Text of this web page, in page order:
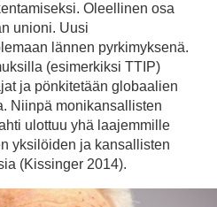
Oleellinen osa
unioni. Uusi
lännen pyrkimyksenä.
(esimerkiksi TTIP)
ja pönkitetään globaalien
Niinpä monikansallisten
ulottuu yhä laajemmille
yksilöiden ja kansallisten
(Kissinger 2014).